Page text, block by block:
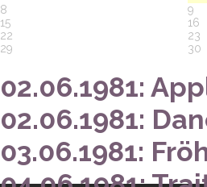
auf ihrer, auf
mächtig ist sie,
könnte, als
Frau zur
die Teilnehmer
8
9
15
16
22
23
29
30
02.06.1981:
02.06.1981:
03.06.1981: